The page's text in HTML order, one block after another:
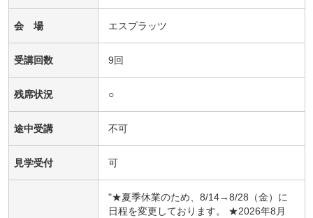
会 場 エスプラッツ
受講回数 9回
残席状況 ○
途中受講 不可
見学受付 可
"★夏季休業のため、8/14→8/28（金）に
日程を変更しております。 ★2026年8月